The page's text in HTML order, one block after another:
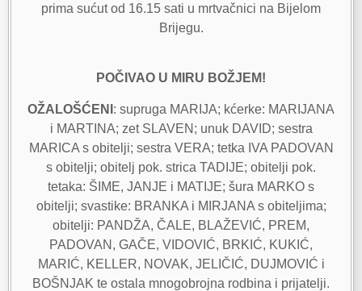
prima sućut od 16.15 sati u mrtvačnici na Bijelom
Brijegu.
POČIVAO U MIRU BOŽJEM!
OŽALOŠĆENI : supruga MARIJA; kćerke: MARIJANA
i MARTINA; zet SLAVEN; unuk DAVID; sestra
MARICA s obitelji; sestra VERA; tetka IVA PADOVAN
s obitelji; obitelj pok. strica TADIJE; obitelji pok.
tetaka: ŠIME, JANJE i MATIJE; šura MARKO s
obitelji; svastike: BRANKA i MIRJANA s obiteljima;
obitelji: PANDŽA, ČALE, BLAŽEVIĆ, PREM,
PADOVAN, GAČE, VIDOVIĆ, BRKIĆ, KUKIĆ,
MARIĆ, KELLER, NOVAK, JELIČIĆ, DUJMOVIĆ i
BOŠNJAK te ostala mnogobrojna rodbina i prijatelji.